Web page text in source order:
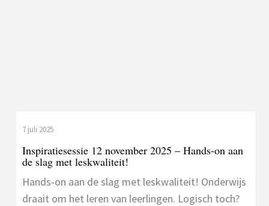
7 juli 2025
Inspiratiesessie 12 november 2025 – Hands-on aan
de slag met leskwaliteit!
Hands-on aan de slag met leskwaliteit! Onderwijs
draait om het leren van leerlingen. Logisch toch?